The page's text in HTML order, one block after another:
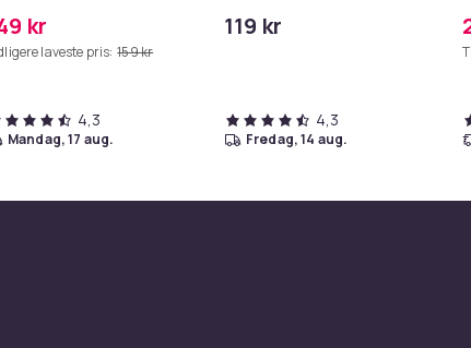
S50/S51/S55/S5/S60/S65/S6
kr
laveste pris: 159 kr
4,3
mandag, 17 aug.
iPhone/iPad
119 kr
4,3
fredag, 14 aug.